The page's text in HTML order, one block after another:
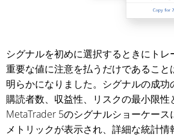
シグナルを初めに選択するときにトレ
重要な値に注意を払うだけであること
明らかになりました。シグナルの成功
購読者数、収益性、リスクの最小限性
MetaTrader 5のシグナルショーケース
メトリックが表示され、詳細な統計